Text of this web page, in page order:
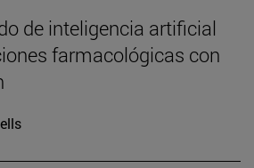
de inteligencia artificial
farmacológicas con